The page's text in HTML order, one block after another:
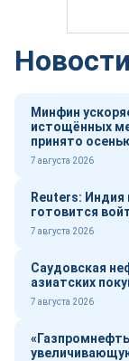
Новости
Минфин
истощённых
принято
7 августа 2026
Reuters: Индия
готовится
7 августа 2026
Саудовская
азиатских
7 августа 2026